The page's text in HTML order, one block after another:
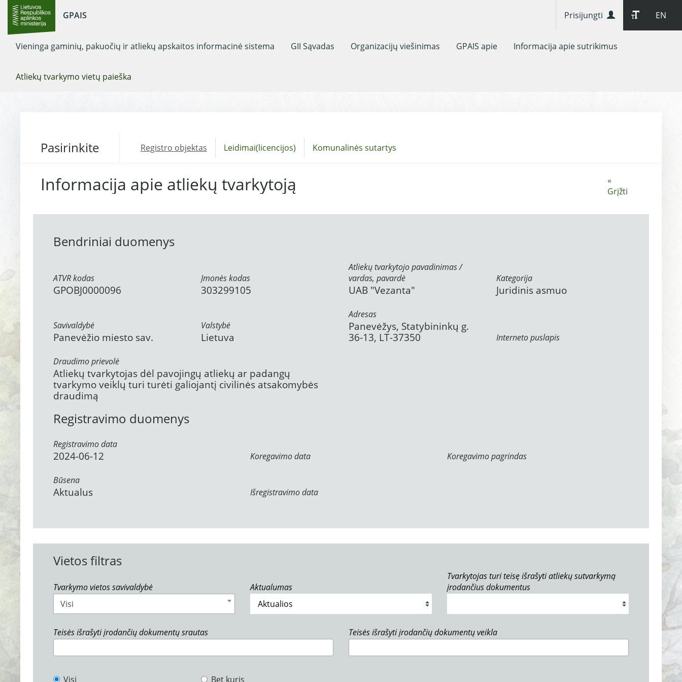
GPAIS EN
Prisijungti
Vieninga gaminių, pakuočių ir atliekų apskaitos informacinė sistema GII Sąvadas Organizacijų viešinimas GPAIS apie Informacija apie sutrikimus
Atliekų tvarkymo vietų paieška
Pasirinkite Registro objektas Leidimai(licencijos) Komunalinės sutartys
«
Grįžti
Informacija apie atliekų tvarkytoją
Bendriniai duomenys
ATVR kodas
GPOBJ0000096
Įmonės kodas
303299105
Atliekų tvarkytojo pavadinimas /
vardas, pavardė
UAB "Vezanta"
Kategorija
Juridinis asmuo
Savivaldybė
Panevėžio miesto sav.
Valstybė
Lietuva
Adresas
Panevėžys, Statybininkų g.
36-13, LT-37350
Interneto puslapis
Draudimo prievolė
Atliekų tvarkytojas dėl pavojingų atliekų ar padangų
tvarkymo veiklų turi turėti galiojantį civilinės atsakomybės
draudimą
Registravimo duomenys
Registravimo data
2024-06-12 Koregavimo data Koregavimo pagrindas
Būsena
Aktualus Išregistravimo data
Vietos filtras
Tvarkymo vietos savivaldybė
Visi
Aktualumas
Tvarkytojas turi teisę išrašyti atliekų sutvarkymą
įrodančius dokumentus
Teisės išrašyti įrodančių dokumentų srautas Teisės išrašyti įrodančių dokumentų veikla
Visi
Bet kuris